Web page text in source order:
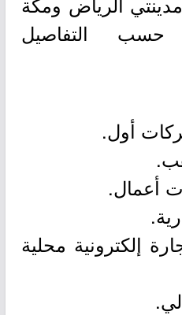
حسب التفاصيل
إلكترونية محلية